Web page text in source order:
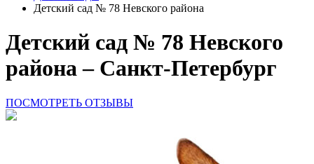
Детский сад № 78 Невского района
Детский сад № 78 Невского
района – Санкт-Петербург
ПОСМОТРЕТЬ ОТЗЫВЫ